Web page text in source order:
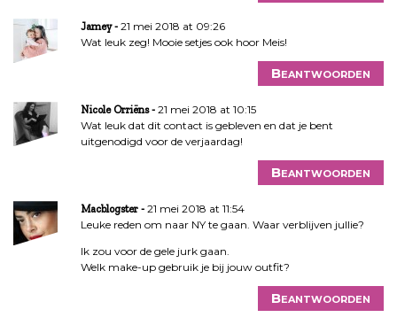
g
t
e
Jamey
21 mei 2018 at 09:26
Wat leuk zeg! Mooie setjes ook hoor Meis!
Beantwoorden
Nicole Orriëns
21 mei 2018 at 10:15
Wat leuk dat dit contact is gebleven en dat je bent
uitgenodigd voor de verjaardag!
Beantwoorden
Macblogster
21 mei 2018 at 11:54
Leuke reden om naar NY te gaan. Waar verblijven jullie?
Ik zou voor de gele jurk gaan.
Welk make-up gebruik je bij jouw outfit?
Beantwoorden